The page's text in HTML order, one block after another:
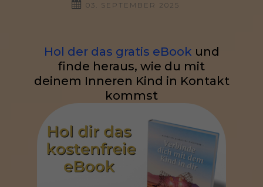
03. SEPTEMBER 2025
Hol der das gratis eBook und
finde heraus, wie du mit
deinem Inneren Kind in Kontakt
kommst